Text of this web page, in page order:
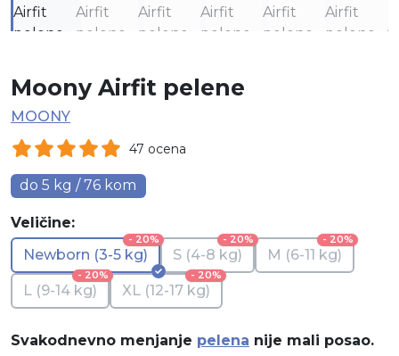
Moony Airfit pelene
MOONY
47 ocena
do 5 kg / 76 kom
Veličine:
- 20%
Newborn (3-5 kg)
- 20%
S (4-8 kg)
- 20%
M (6-11 kg)
- 20%
L (9-14 kg)
- 20%
XL (12-17 kg)
Svakodnevno menjanje pelena nije mali posao.